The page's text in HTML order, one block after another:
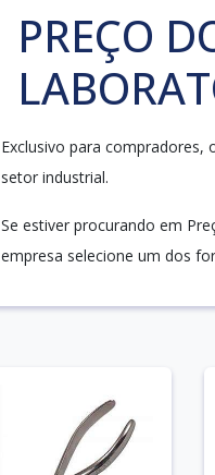
PREÇO
Exclusivo para
setor industrial.
Se estiver procurando em
empresa selecione um dos